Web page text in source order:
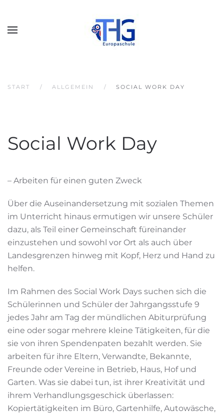
START ALLGEMEIN SOCIAL WORK DAY
Social Work Day
– Arbeiten für einen guten Zweck
Über die Auseinandersetzung mit sozialen Themen
im Unterricht hinaus ermutigen wir unsere Schüler
dazu, als Teil einer Gemeinschaft füreinander
einzustehen und sowohl vor Ort als auch über
Landesgrenzen hinweg mit Kopf, Herz und Hand zu
helfen.
Im Rahmen des Social Work Days suchen sich die
Schülerinnen und Schüler der Jahrgangsstufe 9
jedes Jahr am Tag der mündlichen Abiturprüfung
eine oder sogar mehrere kleine Tätigkeiten, für die
sie von ihren Spendenpaten bezahlt werden. Sie
arbeiten für ihre Eltern, Verwandte, Bekannte,
Freunde oder Vereine in Betrieb, Haus, Hof und
Garten. Was sie dabei tun, ist ihrer Kreativität und
ihrem Verhandlungsgeschick überlassen:
Kopiertätigkeiten im Büro, Gartenhilfe, Autowäsche,